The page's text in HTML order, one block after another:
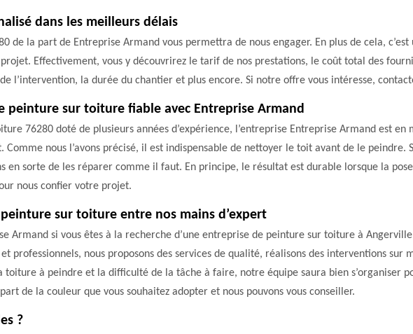
dans les meilleurs délais
de la part de Entreprise Armand vous permettra de nous engager. En plus de cela,
Effectivement, vous y découvrirez le tarif de nos prestations, le coût total des
l’intervention, la durée du chantier et plus encore. Si notre offre vous intéresse,
peinture sur toiture fiable avec Entreprise Armand
76280 doté de plusieurs années d’expérience, l’entreprise Entreprise Armand est
nous l’avons précisé, il est indispensable de nettoyer le toit avant de le peindre.
en sorte de les réparer comme il faut. En principe, le résultat est durable lorsque la
nous confier votre projet.
sur toiture entre nos mains d’expert
Armand si vous êtes à la recherche d’une entreprise de peinture sur toiture à
professionnels, nous proposons des services de qualité, réalisons des interventions sur
toiture à peindre et la difficulté de la tâche à faire, notre équipe saura bien s’organiser
de la couleur que vous souhaitez adopter et nous pouvons vous conseiller.
?